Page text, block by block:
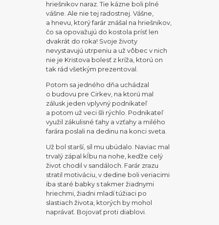
hriešnikov naraz. Tie kázne boli plné
vášne. Ale nie tej radostnej. Vášne,
a hnevu, ktorý farár znášal na hriešnikov,
čo sa opovažujú do kostola prísť len
dvakrát do roka! Svoje životy
nevystavujú utrpeniu a už vôbec v nich
nie je Kristova bolesť z kríža, ktorú on
tak rád všetkým prezentoval.
Potom sa jedného dňa uchádzal
o budovu pre Cirkev, na ktorú mal
zálusk jeden vplyvný podnikateľ
a potom už veci šli rýchlo. Podnikateľ
využil zákulisné ťahy a vzťahy a milého
farára poslali na dedinu na konci sveta.
Už bol starší, síl mu ubúdalo. Naviac mal
trvalý zápal kĺbu na nohe, keďže celý
život chodil v sandáloch. Farár zrazu
stratil motiváciu, v dedine boli veriacimi
iba staré babky s takmer žiadnymi
hriechmi, žiadni mladí túžiaci po
slastiach života, ktorých by mohol
naprávať. Bojovať proti diablovi.